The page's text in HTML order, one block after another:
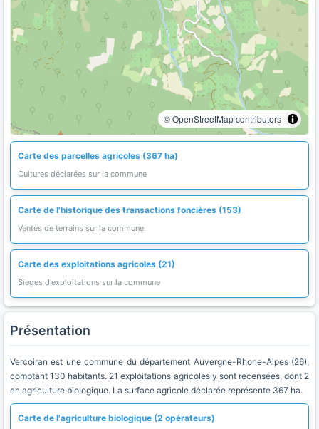
© OpenStreetMap contributors
Carte des parcelles agricoles (367 ha)
Cultures déclarées sur la commune
Carte de l'historique des transactions foncières (153)
Ventes de terrains sur la commune
Carte des exploitations agricoles (21)
Sieges d'exploitations sur la commune
Présentation
Vercoiran est une commune du département Auvergne-Rhone-Alpes (26),
comptant 130 habitants. 21 exploitations agricoles y sont recensées, dont 2
en agriculture biologique. La surface agricole déclarée représente 367 ha.
Carte de l'agriculture biologique (2 opérateurs)